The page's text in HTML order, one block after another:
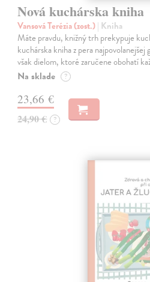
Nová kuchárska kniha
Vansová Terézia (zost.)| Kniha
Máte pravdu, knižný trh prekypuje
kuchárska kniha z pera najpovolanejšej
však dielom, ktoré zaručene obohatí
Na sklade ?
23,66 €
24,90 € ?